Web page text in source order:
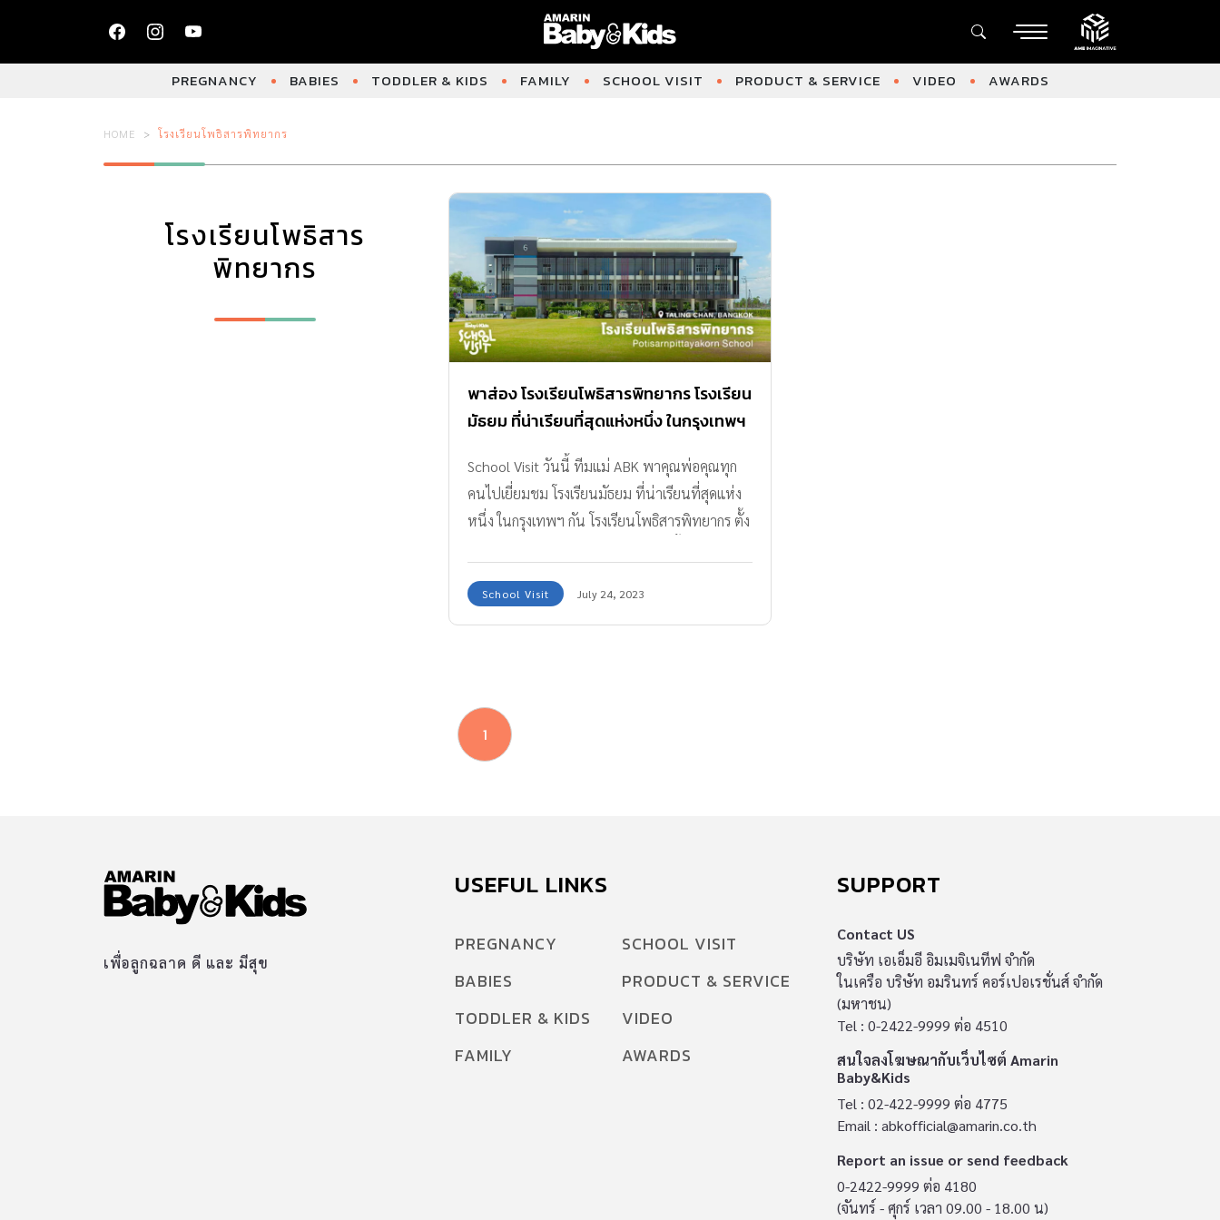
PREGNANCY BABIES TODDLER & KIDS FAMILY SCHOOL VISIT PRODUCT & SERVICE VIDEO AWARDS
HOME โรงเรียนโพธิสารพิทยากร
โรงเรียนโพธิสาร
พิทยากร
พาส่อง โรงเรียนโพธิสารพิทยากร โรงเรียน
มัธยม ที่น่าเรียนที่สุดแห่งหนึ่ง ในกรุงเทพฯ
School Visit วันนี้ ทีมแม่ ABK พาคุณพ่อคุณทุก
คนไปเยี่ยมชม โรงเรียนมัธยม ที่น่าเรียนที่สุดแห่ง
หนึ่ง ในกรุงเทพฯ กัน โรงเรียนโพธิสารพิทยากร ตั้ง
แนวคิดการบริหารแบบเอกชน การเรียนการสอน
ทันสมัย เพียบพร้อมไปด้วยห้องแห่งการเรียนรู้และ
หาตัวตนของนักเรียนและวิชาชีพเป็นหลัก เพื่อปู
ทางเข้าสู่มหาวิทยาลัย ในแบบที่นักเรียนชอบ 4
หลักสูตรคุณภาพ ของ โรงเรียนโพธิสารพิทยากร
เรียน ม.1- ม.6 ห้องเรียนละ 40 คน IEP
หลักสูตรของโรงเรียน แต่เน้นเฉพาะวิชา ภาษา
อังกฤษที่เรียนกับครูชาวต่างชาติ […]
School Visit July 24, 2023
1
เพื่อลูกฉลาด ดี และ มีสุข
USEFUL LINKS
PREGNANCY
BABIES
TODDLER & KIDS
FAMILY
SCHOOL VISIT
PRODUCT & SERVICE
VIDEO
AWARDS
SUPPORT
Contact US
บริษัท เอเอ็มอี อิมเมจิเนทีฟ จำกัด
ในเครือ บริษัท อมรินทร์ คอร์เปอเรชั่นส์ จำกัด
(มหาชน)
Tel : 0-2422-9999 ต่อ 4510
สนใจลงโฆษณากับเว็บไซต์ Amarin
Baby&Kids
Tel : 02-422-9999 ต่อ 4775
Email : abkofficial@amarin.co.th
Report an issue or send feedback
0-2422-9999 ต่อ 4180
(จันทร์ - ศุกร์ เวลา 09.00 - 18.00 น)